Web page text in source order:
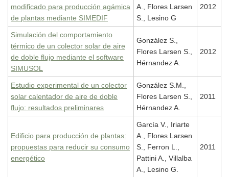
modificado para producción agámica
de plantas mediante SIMEDIF
A., Flores Larsen
S., Lesino G
2012
Simulación del comportamiento
térmico de un colector solar de aire
de doble flujo mediante el software
SIMUSOL
González S.,
Flores Larsen S.,
Hérnandez A.
2012
Estudio experimental de un colector
solar calentador de aire de doble
flujo: resultados preliminares
González S.M.,
Flores Larsen S.,
Hérnandez A.
2011
Edificio para producción de plantas:
propuestas para reducir su consumo
energético
García V., Iriarte
A., Flores Larsen
S., Ferron L.,
Pattini A., Villalba
A., Lesino G.
2011